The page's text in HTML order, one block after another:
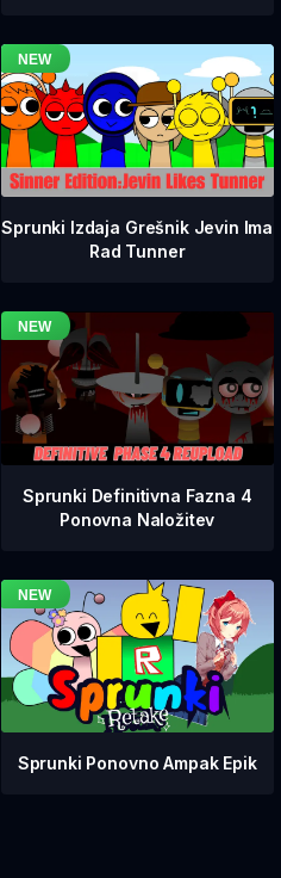
Sprunki Izdaja Grešnik Jevin Ima
Rad Tunner
Sprunki Definitivna Fazna 4
Ponovna Naložitev
Sprunki Ponovno Ampak Epik